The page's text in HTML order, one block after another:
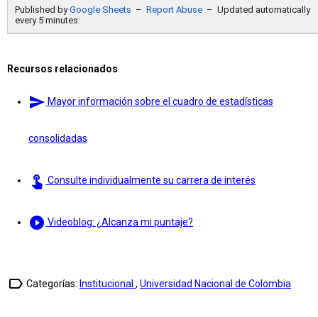
Recursos relacionados
send Mayor información sobre el cuadro de estadísticas
consolidadas
touch_app Consulte individualmente su carrera de interés
play_circle_filled Videoblog: ¿Alcanza mi puntaje?
label_outline Categorías: Institucional , Universidad Nacional de Colombia